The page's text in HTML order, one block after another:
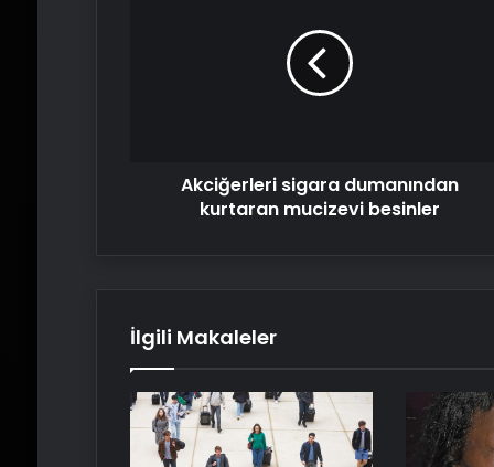
Akciğerleri sigara dumanından
kurtaran mucizevi besinler
İlgili Makaleler